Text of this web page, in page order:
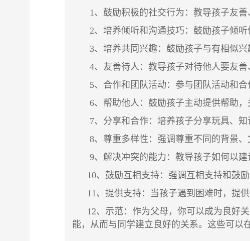
1、鼓励积极的社交行为：教导孩子友善
2、培养倾听和沟通技巧：鼓励孩子倾听
3、培养共同兴趣：鼓励孩子与有相似兴
4、友善待人：教导孩子对待他人要友善
5、合作和团队活动：参与团队活动和合
6、帮助他人：鼓励孩子主动提供帮助，
7、分享和合作：培养孩子分享玩具、知
8、尊重多样性：强调尊重不同的背景、
9、解决冲突的能力：教导孩子如何以建
10、鼓励互相支持：强调互相支持和鼓励
11、提供支持：当孩子遇到困难时，提供
12、示范：作为父母，你可以成为良好关
能，从而与同学建立良好的关系。这些可以